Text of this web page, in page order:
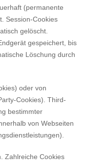
(permanente
Session-Cookies
gelöscht.
gespeichert, bis
Löschung durch
oder von
Cookies). Third-
bestimmter
von Webseiten
Zahlreiche Cookies